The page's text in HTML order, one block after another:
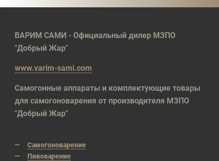
ВАРИМ САМИ - Официальный дилер МЗПО
"Добрый Жар"
www.varim-sami.com
Самогонные аппараты и комплектующие товары
для самогоноварения от производителя МЗПО
"Добрый Жар"
Самогоноварение
Пивоварение